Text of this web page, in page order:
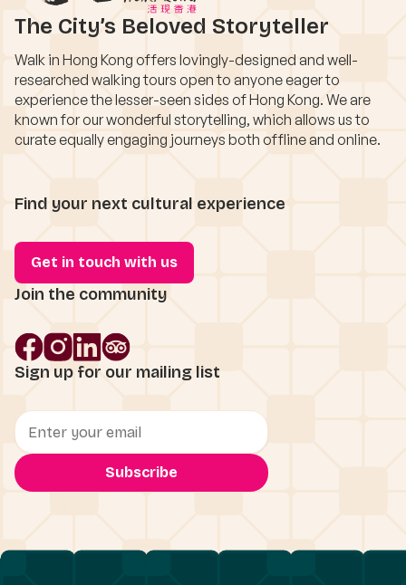
The City’s Beloved Storyteller
Walk in Hong Kong offers lovingly-designed and well-
researched walking tours open to anyone eager to
experience the lesser-seen sides of Hong Kong. We are
known for our wonderful storytelling, which allows us to
curate equally engaging journeys both offline and online.
Find your next cultural experience
Get in touch with us
Join the community
Sign up for our mailing list